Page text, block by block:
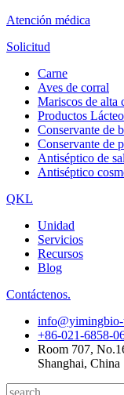
Atención médica
Solicitud
Carne
Aves de corral
Mariscos de alta
Productos
Conservante de
Conservante de
Antiséptico de
Antiséptico
QKL
Unidad
Servicios
Recursos
Blog
Contáctenos.
info@yimingbio-
+86-021-6858-
Room 707,
Shanghai, China